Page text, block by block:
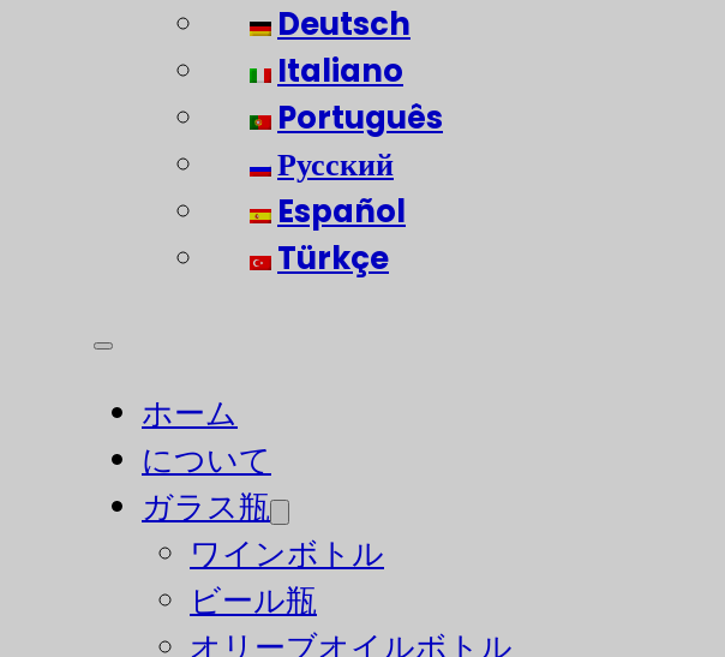
Deutsch
Italiano
Português
Русский
Español
Türkçe
ホーム
について
ガラス瓶
ワインボトル
ビール瓶
オリーブオイルボトル